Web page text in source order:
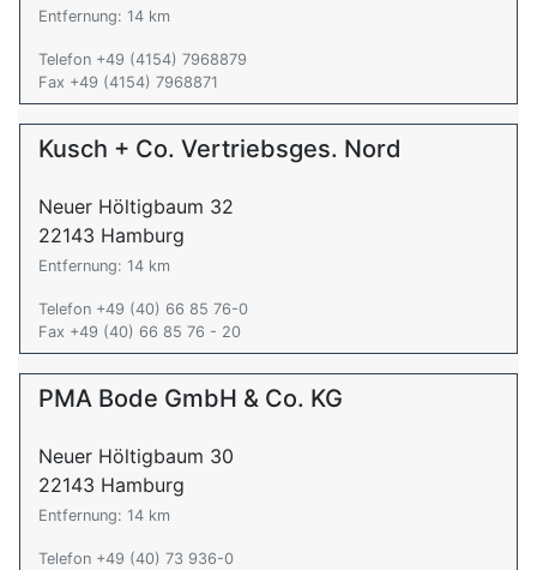
Entfernung: 14 km
Telefon +49 (4154) 7968879
Fax +49 (4154) 7968871
Kusch + Co. Vertriebsges. Nord
Neuer Höltigbaum 32
22143 Hamburg
Entfernung: 14 km
Telefon +49 (40) 66 85 76-0
Fax +49 (40) 66 85 76 - 20
PMA Bode GmbH & Co. KG
Neuer Höltigbaum 30
22143 Hamburg
Entfernung: 14 km
Telefon +49 (40) 73 936-0